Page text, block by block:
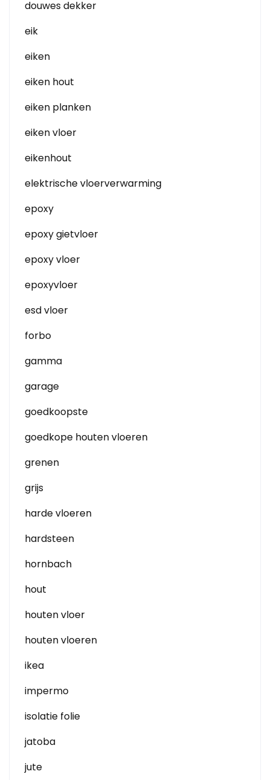
douwes dekker
eik
eiken
eiken hout
eiken planken
eiken vloer
eikenhout
elektrische vloerverwarming
epoxy
epoxy gietvloer
epoxy vloer
epoxyvloer
esd vloer
forbo
gamma
garage
goedkoopste
goedkope houten vloeren
grenen
grijs
harde vloeren
hardsteen
hornbach
hout
houten vloer
houten vloeren
ikea
impermo
isolatie folie
jatoba
jute